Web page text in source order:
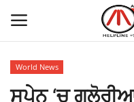
World News
ਸਪੇਨ ‘ਚ